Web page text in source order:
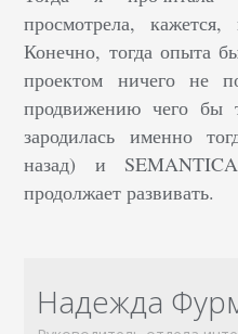
просмотрела,
Конечно, тогда опыта
проектом ничего не
продвижению чего бы
зародилась именно
назад) и
продолжает развивать.
Надежда